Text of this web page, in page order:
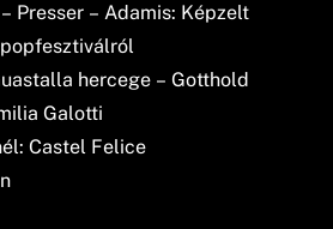
Presser – Adamis: Képzelt
hercege – Gotthold
Galotti
Castel Felice